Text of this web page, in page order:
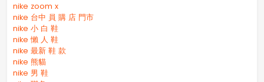
nike zoom x
nike 台中 員 購 店 門市
nike 小 白 鞋
nike 懶 人 鞋
nike 最新 鞋 款
nike 熊貓
nike 男 鞋